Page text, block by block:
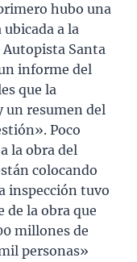
hubo una
a la
Santa
informe del
que la
un resumen del
Poco
la obra del
colocando
inspección tuvo
de la obra que
millones de
personas»